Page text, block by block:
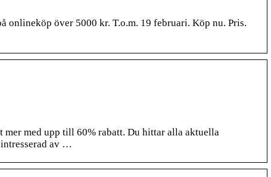
onlineköp över 5000 kr. T.o.m. 19 februari. Köp nu. Pris.
mer med upp till 60% rabatt. Du hittar alla aktuella
av …